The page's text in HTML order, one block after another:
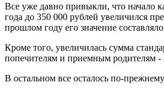
Все уже давно привыкли, что начало
года до 350 000 рублей увеличился
прошлом году его значение
Кроме того, увеличилась сумма
попечителям и приемным родителям -
В остальном все осталось по-